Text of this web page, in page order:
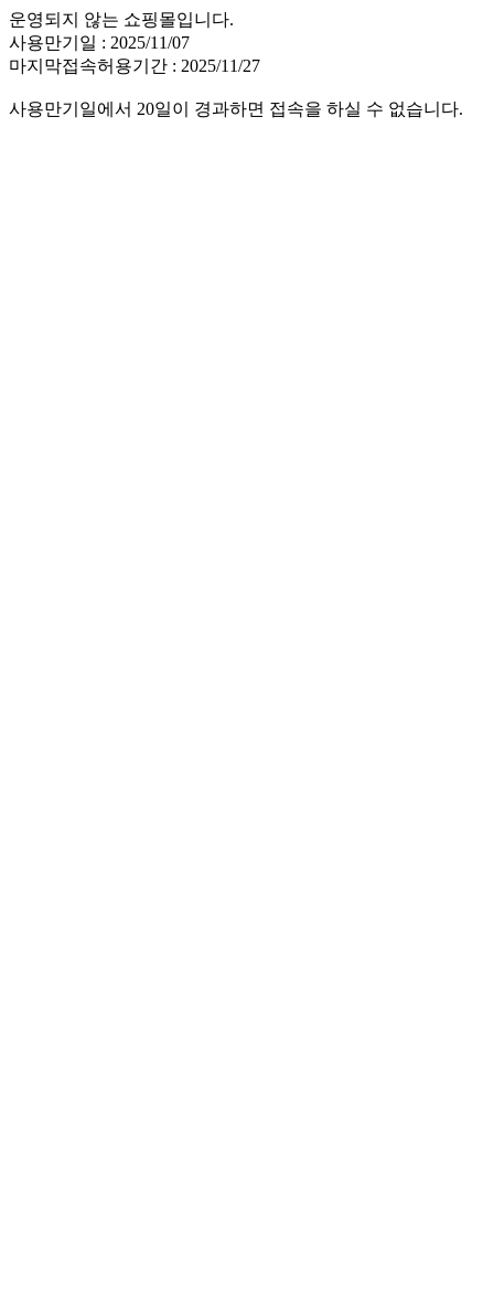
운영되지 않는 쇼핑몰입니다.
사용만기일 : 2025/11/07
마지막접속허용기간 : 2025/11/27
사용만기일에서 20일이 경과하면 접속을 하실 수 없습니다.